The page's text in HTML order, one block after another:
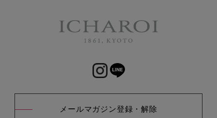
メールマガジン登録・解除